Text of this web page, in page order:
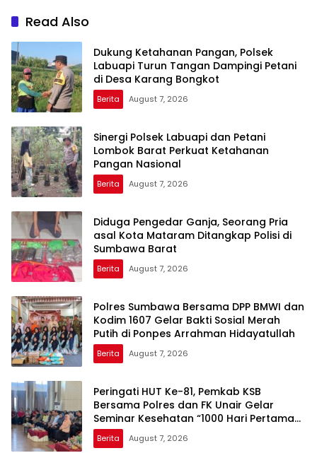
Read Also
Dukung Ketahanan Pangan, Polsek
Labuapi Turun Tangan Dampingi Petani
di Desa Karang Bongkot
Berita August 7, 2026
Sinergi Polsek Labuapi dan Petani
Lombok Barat Perkuat Ketahanan
Pangan Nasional
Berita August 7, 2026
Diduga Pengedar Ganja, Seorang Pria
asal Kota Mataram Ditangkap Polisi di
Sumbawa Barat
Berita August 7, 2026
Polres Sumbawa Bersama DPP BMWI dan
Kodim 1607 Gelar Bakti Sosial Merah
Putih di Ponpes Arrahman Hidayatullah
Berita August 7, 2026
Peringati HUT Ke-81, Pemkab KSB
Bersama Polres dan FK Unair Gelar
Seminar Kesehatan “1000 Hari Pertama
Kehidupan”
Berita August 7, 2026